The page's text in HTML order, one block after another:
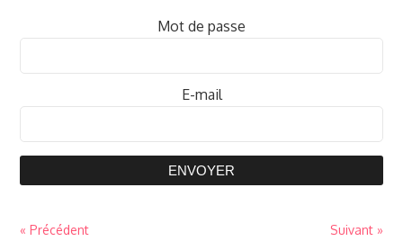
Mot de passe
E-mail
ENVOYER
« Précédent Suivant »